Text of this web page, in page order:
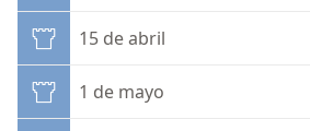
15 de abril
1 de mayo